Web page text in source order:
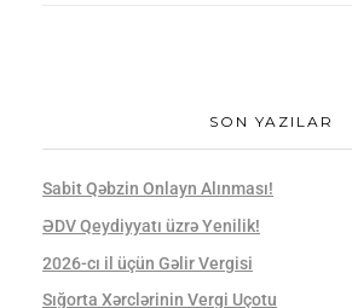
SON YAZILAR
Sabit Qəbzin Onlayn Alınması!
ƏDV Qeydiyyatı üzrə Yenilik!
2026-cı il üçün Gəlir Vergisi
Sığorta Xərclərinin Vergi Uçotu